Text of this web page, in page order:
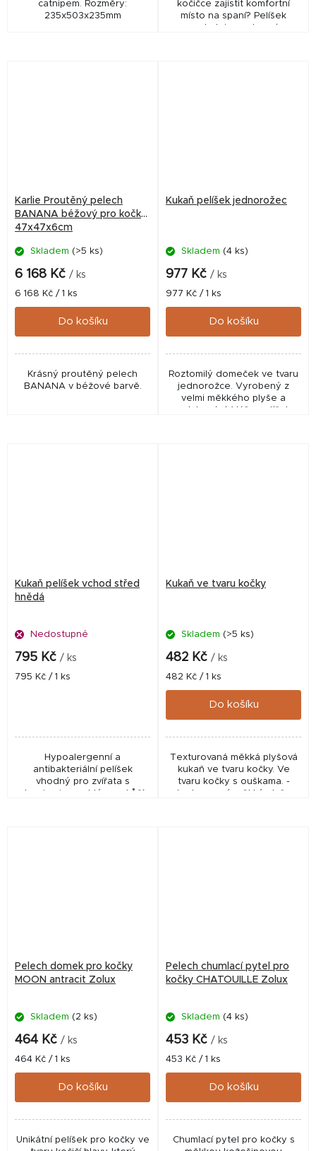
catnipem. Rozměry:
235x503x235mm
kočičce zajistit komfortní
místo na spaní? Pelíšek
Karlie Proutěný pelech
BANANA béžový pro kočky
47x47x6cm
Skladem (>5 ks)
6 168 Kč / ks
Měrná
cena:
6 168 Kč / 1 ks
Do košíku
Krásný proutěný pelech
BANANA v béžové barvě.
Kukaň pelíšek jednorožec
Skladem (4 ks)
977 Kč / ks
Měrná
cena:
977 Kč / 1 ks
Do košíku
Roztomilý domeček ve tvaru
jednorožce. Vyrobený z
velmi měkkého plyše a
Kukaň pelíšek vchod střed
hnědá
Nedostupné
795 Kč / ks
Měrná
795 Kč / 1 ks
Hypoalergenní a
antibakteriální pelíšek
vhodný pro zvířata s
alergiemi a problémy s kůží.
Kukaň ve tvaru kočky
Skladem (>5 ks)
482 Kč / ks
Měrná
cena:
482 Kč / 1 ks
Do košíku
Texturovaná měkká plyšová
kukaň ve tvaru kočky. Ve
tvaru kočky s ouškama. -
texturovaný měkký plyš -
Pelech domek pro kočky
MOON antracit Zolux
Skladem (2 ks)
464 Kč / ks
Měrná
cena:
464 Kč / 1 ks
Do košíku
Unikátní pelíšek pro kočky ve
Pelech chumlací pytel pro
kočky CHATOUILLE Zolux
Skladem (4 ks)
453 Kč / ks
Měrná
cena:
453 Kč / 1 ks
Do košíku
Chumlací pytel pro kočky s